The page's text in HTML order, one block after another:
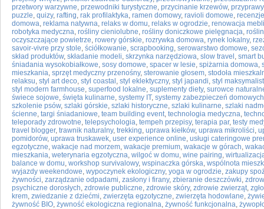
przetwory warzywne, przewodniki turystyczne, przycinanie krzewów,
puzzle, quizy, rafting, rak profilaktyka, ramen domowy, ravioli domowe,
domowa, reklama natywna, relaks w domu, relaks w ogrodzie, renowacja mebli
robotyka medyczna, rośliny cieniolubne, rośliny doniczkowe pielęgnacja,
oczyszczające powietrze, rowery górskie, rozrywka domowa, rynek lokalny,
savoir-vivre przy stole, ściółkowanie, scrapbooking, serowarstwo domowe,
skład produktów, składanie modeli, skrzynka narzędziowa, slow travel , smart
śniadania wysokobiałkowe, sosy domowe, spacer w lesie, spiżarnia domowa,
mieszkania, sprzęt medyczny przenośny, sterowanie głosem, stodoła
relaksu, styl art deco, styl coastal , styl eklektyczny, styl japandi, styl
styl modern farmhouse, superfood lokalne, suplementy diety, surowce
świece sojowe, święta kulinarne, systemy IT, systemy zabezpieczeń domowych
szkolenie psów, szlaki górskie, szlaki historyczne, szlaki kulinarne, szlaki
ścienne, targi śniadaniowe, team building event, technologia medyczna,
teleporady zdrowotne, telepsychologia, tempeh przepisy, terapia par, testy
travel blogger, trawnik naturalny, trekking, uprawa kiełków, uprawa mikroliści,
pomidorów, uprawa truskawek, user experience online, usługi cateringowe
egzotyczne, wakacje nad morzem, wakacje premium, wakacje w górach,
mieszkania, weterynaria egzotyczna, wilgoć w domu, wine pairing,
balance w domu, workshop survivalowy, wspinaczka górska, wspólnota
wyjazdy weekendowe, wypoczynek ekologiczny, yoga w ogrodzie, zakupy
żywności, zarządzanie odpadami, zasłony i firany, zbieranie deszczówki,
psychiczne dorosłych, zdrowie publiczne, zdrowie skóry, zdrowie zwierząt,
krem, zwiedzanie z dziećmi, zwierzęta egzotyczne, zwierzęta hodowlane,
żywność BIO, żywność ekologiczna regionalna, żywność funkcjonalna,